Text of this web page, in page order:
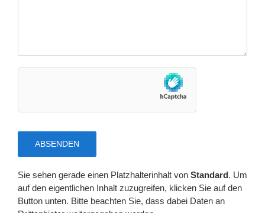
Sie sehen gerade einen Platzhalterinhalt von Standard. Um
auf den eigentlichen Inhalt zuzugreifen, klicken Sie auf den
Button unten. Bitte beachten Sie, dass dabei Daten an